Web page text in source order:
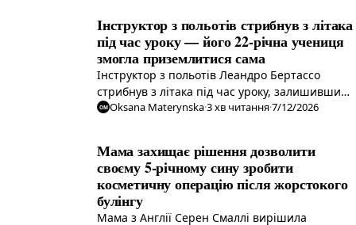
Інструктор з польотів стрибнув з літака
під час уроку — його 22-річна учениця
змогла приземлитися сама
Інструктор з польотів Леандро Бертассо
стрибнув з літака під час уроку, залишивши
свою 22-річну ученицю саму приземлятися.
OM Oksana Materynska·3хв читання·7/12/2026
Мама захищає рішення дозволити
своєму 5-річному сину зробити
косметичну операцію після жорстокого
булінгу
Мама з Англії Серен Смаллі вирішила